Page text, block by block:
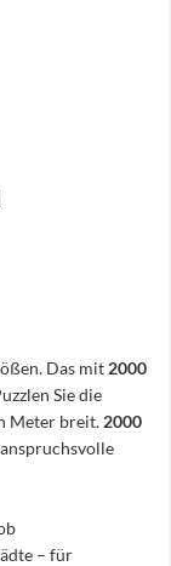
Das mit 2000
Sie die
Meter breit. 2000
– für